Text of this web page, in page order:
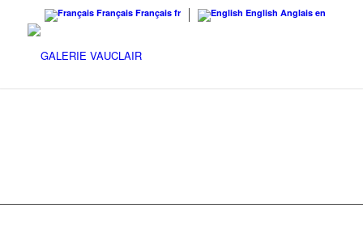
Français Français fr English Anglais en